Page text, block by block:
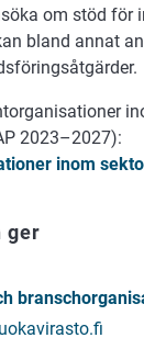
om stöd för
bland annat
2023–2027):
inom
ger